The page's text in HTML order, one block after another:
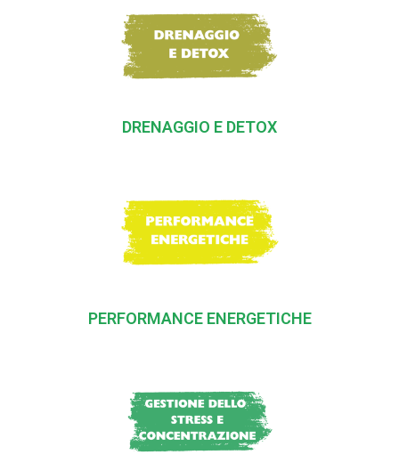
DRENAGGIO E DETOX
PERFORMANCE ENERGETICHE